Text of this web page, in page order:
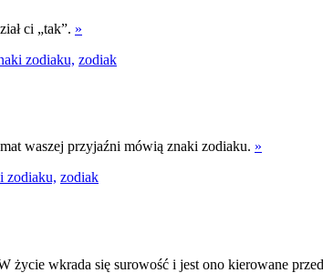
ci „tak”. »
zodiaku, zodiak
waszej przyjaźni mówią znaki zodiaku. »
zodiaku, zodiak
życie wkrada się surowość i jest ono kierowane